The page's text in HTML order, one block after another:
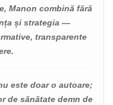
Manon combină fără
și strategia —
transparente
este doar o autoare;
de sănătate demn de